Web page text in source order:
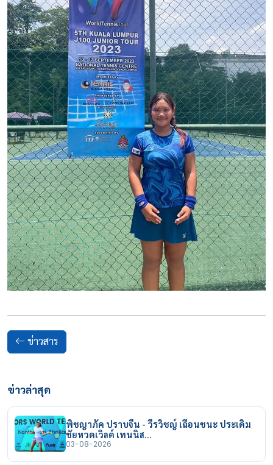
ข่าวสาร
ข่าวล่าสุด
พิชญาภัค ปราบจีน - วีรวิชญ์ เฉือนชนะ ประเดิม
ชัยหวดเวิลด์ เทนนิส…
03-08-2026